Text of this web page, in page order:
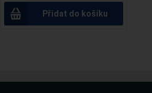
Přidat do košíku